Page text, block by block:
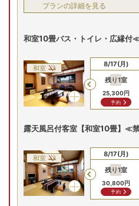
プランの詳細を見る
和室10畳バス・トイレ・広縁
和室
Previous
8/15(土) 8/16(日)
8/17(月)
残り1室
25,300円
予約
露天風呂付客室【和室10畳】≪
和室
Previous
8/15(土) 8/16(日)
8/17(月)
残り1室
30,800円
予約